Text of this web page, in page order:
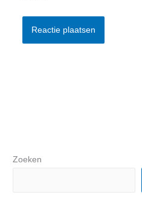
Zoeken